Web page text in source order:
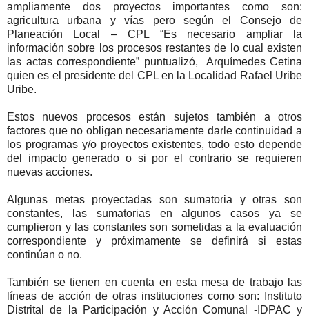
ampliamente dos proyectos importantes como son:
agricultura urbana y vías pero según el Consejo de
Planeación Local – CPL “Es necesario ampliar la
información sobre los procesos restantes de lo cual existen
las actas correspondiente” puntualizó,
Arquímedes Cetina
quien es el presidente del CPL en la Localidad Rafael Uribe
Uribe.
Estos nuevos procesos están sujetos también a otros
factores que no obligan necesariamente darle continuidad a
los programas y/o proyectos existentes, todo esto depende
del impacto generado o si por el contrario se requieren
nuevas acciones.
Algunas metas proyectadas son sumatoria y otras son
constantes, las sumatorias en algunos casos ya se
cumplieron y las constantes son sometidas a la evaluación
correspondiente y próximamente se definirá si estas
continúan o no.
También se tienen en cuenta en esta mesa de trabajo las
líneas de acción de otras instituciones como son: Instituto
Distrital de la Participación y Acción Comunal -IDPAC y